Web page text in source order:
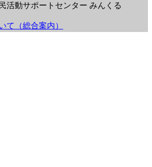
活動サポートセンター みんくる
て（総合案内）